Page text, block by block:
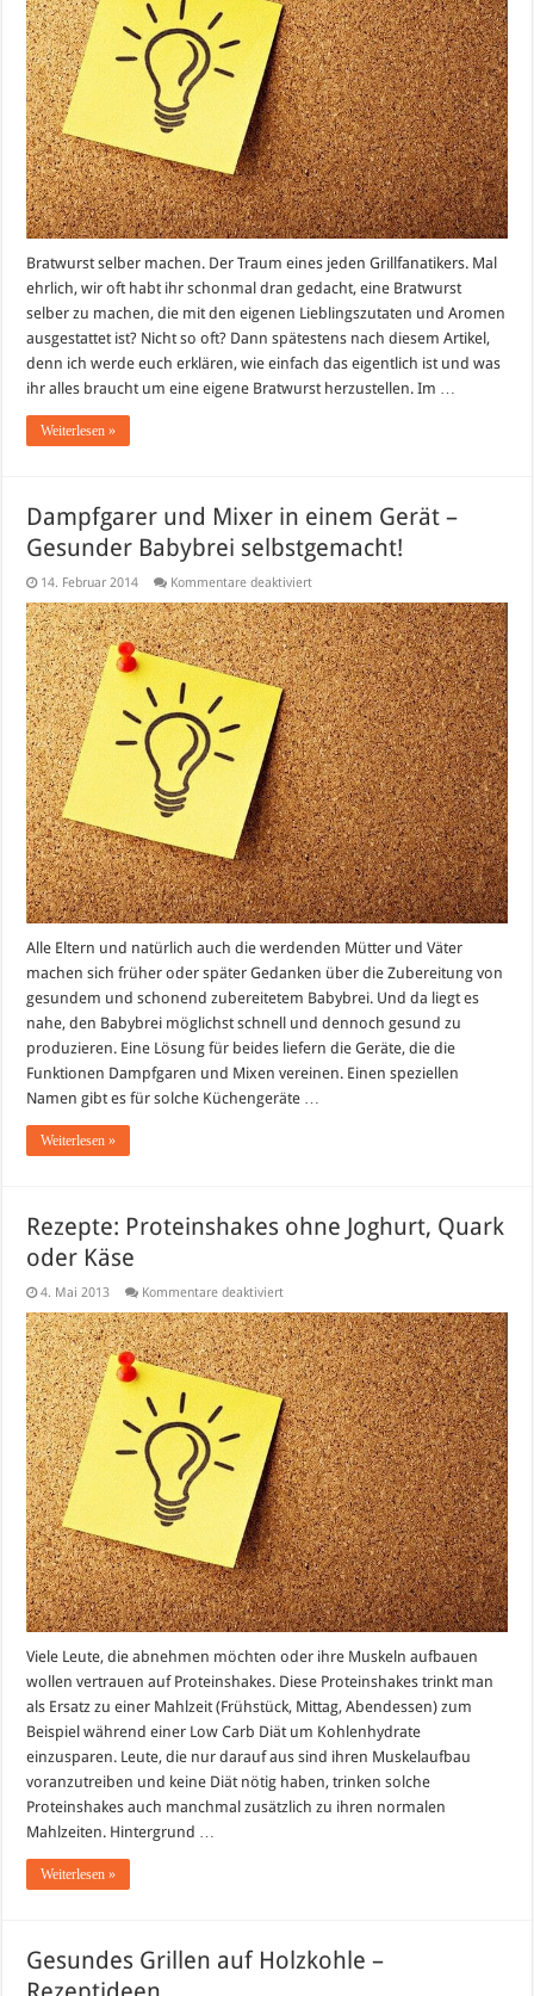
Bratwurst selber machen. Der Traum eines jeden Grillfanatikers. Mal
ehrlich, wir oft habt ihr schonmal dran gedacht, eine Bratwurst
selber zu machen, die mit den eigenen Lieblingszutaten und Aromen
ausgestattet ist? Nicht so oft? Dann spätestens nach diesem Artikel,
denn ich werde euch erklären, wie einfach das eigentlich ist und was
ihr alles braucht um eine eigene Bratwurst herzustellen. Im …
Weiterlesen »
Dampfgarer und Mixer in einem Gerät –
Gesunder Babybrei selbstgemacht!
14. Februar 2014 Kommentare deaktiviertfür
und
Mixer
in
einem
Gerät
–
Gesunder
Babybrei
selbstgemacht!
Alle Eltern und natürlich auch die werdenden Mütter und Väter
machen sich früher oder später Gedanken über die Zubereitung von
gesundem und schonend zubereitetem Babybrei. Und da liegt es
nahe, den Babybrei möglichst schnell und dennoch gesund zu
produzieren. Eine Lösung für beides liefern die Geräte, die die
Funktionen Dampfgaren und Mixen vereinen. Einen speziellen
Namen gibt es für solche Küchengeräte …
Weiterlesen »
Rezepte: Proteinshakes ohne Joghurt, Quark
oder Käse
4. Mai 2013 Kommentare deaktiviertfür
Proteinshakes
ohne
Joghurt,
Quark
oder
Käse
Viele Leute, die abnehmen möchten oder ihre Muskeln aufbauen
wollen vertrauen auf Proteinshakes. Diese Proteinshakes trinkt man
als Ersatz zu einer Mahlzeit (Frühstück, Mittag, Abendessen) zum
Beispiel während einer Low Carb Diät um Kohlenhydrate
einzusparen. Leute, die nur darauf aus sind ihren Muskelaufbau
voranzutreiben und keine Diät nötig haben, trinken solche
Proteinshakes auch manchmal zusätzlich zu ihren normalen
Mahlzeiten. Hintergrund …
Weiterlesen »
Gesundes Grillen auf Holzkohle –